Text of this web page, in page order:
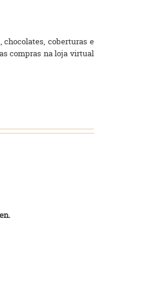
chocolates, coberturas e
compras na loja virtual